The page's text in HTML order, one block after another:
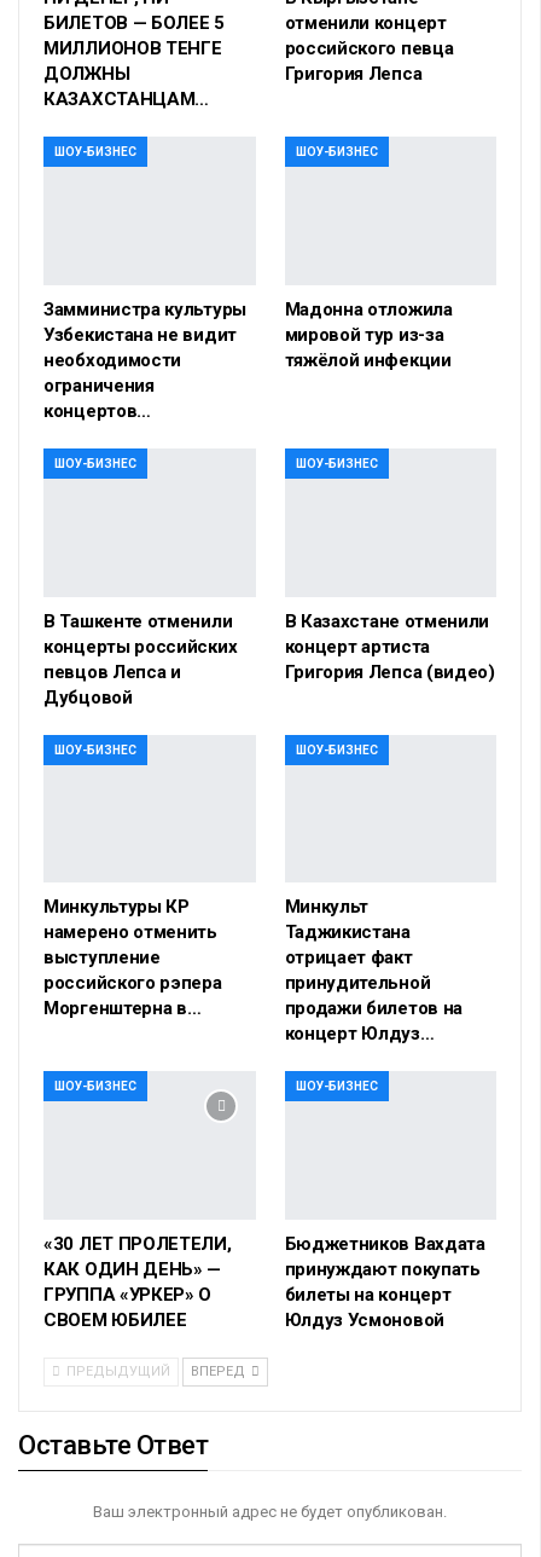
БИЛЕТОВ — БОЛЕЕ 5
МИЛЛИОНОВ ТЕНГЕ
ДОЛЖНЫ
КАЗАХСТАНЦАМ…
отменили концерт
российского певца
Григория Лепса
ШОУ-БИЗНЕС
Замминистра культуры
Узбекистана не видит
необходимости
ограничения
концертов…
ШОУ-БИЗНЕС
Мадонна отложила
мировой тур из-за
тяжёлой инфекции
ШОУ-БИЗНЕС
В Ташкенте отменили
концерты российских
певцов Лепса и
Дубцовой
ШОУ-БИЗНЕС
В Казахстане отменили
концерт артиста
Григория Лепса (видео)
ШОУ-БИЗНЕС
Минкультуры КР
намерено отменить
выступление
российского рэпера
Моргенштерна в…
ШОУ-БИЗНЕС
Минкульт
Таджикистана
отрицает факт
принудительной
продажи билетов на
концерт Юлдуз…
ШОУ-БИЗНЕС
«30 ЛЕТ ПРОЛЕТЕЛИ,
КАК ОДИН ДЕНЬ» —
ГРУППА «УРКЕР» О
СВОЕМ ЮБИЛЕЕ
ШОУ-БИЗНЕС
Бюджетников Вахдата
принуждают покупать
билеты на концерт
Юлдуз Усмоновой
ПРЕДЫДУЩИЙ ВПЕРЕД
Оставьте Ответ
Ваш электронный адрес не будет опубликован.